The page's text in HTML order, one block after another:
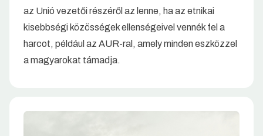
az Unió vezetői részéről az lenne, ha az etnikai
kisebbségi közösségek ellenségeivel vennék fel a
harcot, például az AUR-ral, amely minden eszközzel
a magyarokat támadja.